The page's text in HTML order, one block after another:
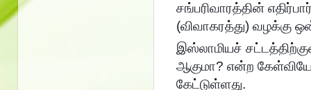
சங்பரிவாரத்தின்
(விவாகரத்து) வழக்கு
இஸ்லாமியச்
ஆகுமா? என்ற
கேட்டுள்ளது.